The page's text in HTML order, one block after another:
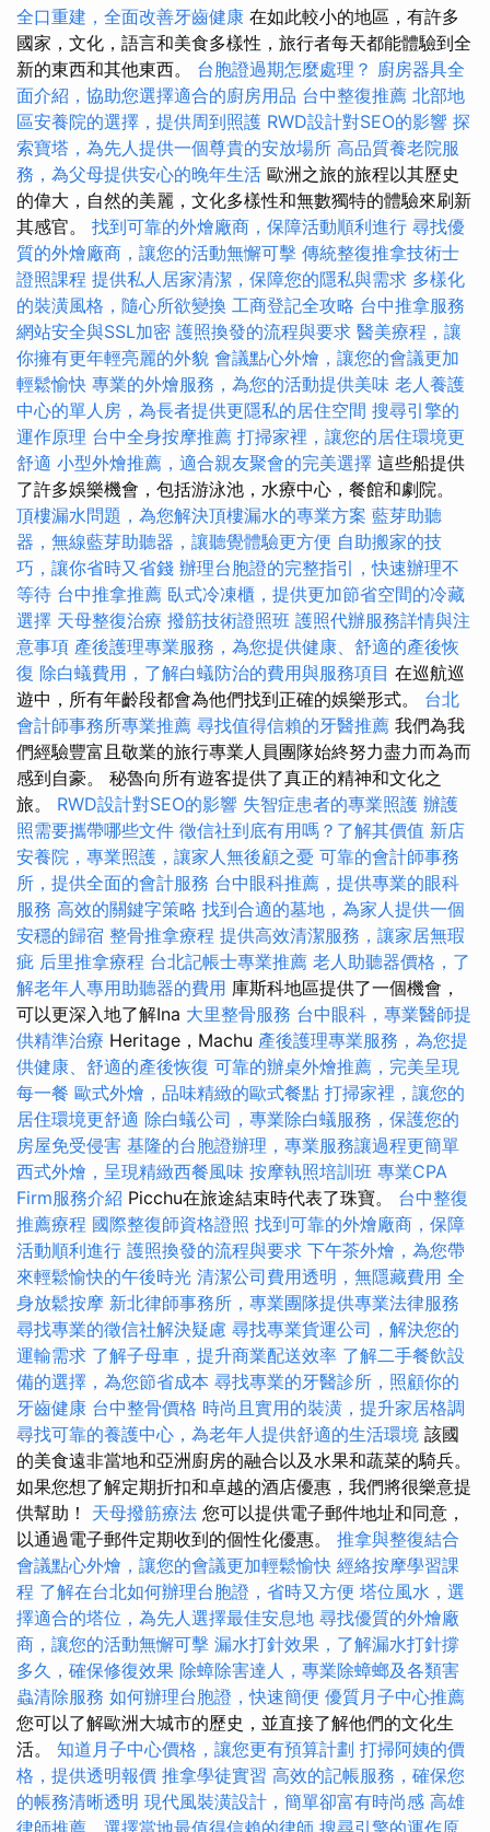
全口重建，全面改善牙齒健康 在如此較小的地區，有許多
國家，文化，語言和美食多樣性，旅行者每天都能體驗到全
新的東西和其他東西。 台胞證過期怎麼處理？ 廚房器具全
面介紹，協助您選擇適合的廚房用品 台中整復推薦 北部地
區安養院的選擇，提供周到照護 RWD設計對SEO的影響 探
索寶塔，為先人提供一個尊貴的安放場所 高品質養老院服
務，為父母提供安心的晚年生活 歐洲之旅的旅程以其歷史
的偉大，自然的美麗，文化多樣性和無數獨特的體驗來刷新
其感官。 找到可靠的外燴廠商，保障活動順利進行 尋找優
質的外燴廠商，讓您的活動無懈可擊 傳統整復推拿技術士
證照課程 提供私人居家清潔，保障您的隱私與需求 多樣化
的裝潢風格，隨心所欲變換 工商登記全攻略 台中推拿服務
網站安全與SSL加密 護照換發的流程與要求 醫美療程，讓
你擁有更年輕亮麗的外貌 會議點心外燴，讓您的會議更加
輕鬆愉快 專業的外燴服務，為您的活動提供美味 老人養護
中心的單人房，為長者提供更隱私的居住空間 搜尋引擎的
運作原理 台中全身按摩推薦 打掃家裡，讓您的居住環境更
舒適 小型外燴推薦，適合親友聚會的完美選擇 這些船提供
了許多娛樂機會，包括游泳池，水療中心，餐館和劇院。
頂樓漏水問題，為您解決頂樓漏水的專業方案 藍芽助聽
器，無線藍芽助聽器，讓聽覺體驗更方便 自助搬家的技
巧，讓你省時又省錢 辦理台胞證的完整指引，快速辦理不
等待 台中推拿推薦 臥式冷凍櫃，提供更加節省空間的冷藏
選擇 天母整復治療 撥筋技術證照班 護照代辦服務詳情與注
意事項 產後護理專業服務，為您提供健康、舒適的產後恢
復 除白蟻費用，了解白蟻防治的費用與服務項目 在巡航巡
遊中，所有年齡段都會為他們找到正確的娛樂形式。 台北
會計師事務所專業推薦 尋找值得信賴的牙醫推薦 我們為我
們經驗豐富且敬業的旅行專業人員團隊始終努力盡力而為而
感到自豪。 秘魯向所有遊客提供了真正的精神和文化之
旅。 RWD設計對SEO的影響 失智症患者的專業照護 辦護
照需要攜帶哪些文件 徵信社到底有用嗎？了解其價值 新店
安養院，專業照護，讓家人無後顧之憂 可靠的會計師事務
所，提供全面的會計服務 台中眼科推薦，提供專業的眼科
服務 高效的關鍵字策略 找到合適的墓地，為家人提供一個
安穩的歸宿 整骨推拿療程 提供高效清潔服務，讓家居無瑕
疵 后里推拿療程 台北記帳士專業推薦 老人助聽器價格，了
解老年人專用助聽器的費用 庫斯科地區提供了一個機會，
可以更深入地了解Ina 大里整骨服務 台中眼科，專業醫師提
供精準治療 Heritage，Machu 產後護理專業服務，為您提
供健康、舒適的產後恢復 可靠的辦桌外燴推薦，完美呈現
每一餐 歐式外燴，品味精緻的歐式餐點 打掃家裡，讓您的
居住環境更舒適 除白蟻公司，專業除白蟻服務，保護您的
房屋免受侵害 基隆的台胞證辦理，專業服務讓過程更簡單
西式外燴，呈現精緻西餐風味 按摩執照培訓班 專業CPA
Firm服務介紹 Picchu在旅途結束時代表了珠寶。 台中整復
推薦療程 國際整復師資格證照 找到可靠的外燴廠商，保障
活動順利進行 護照換發的流程與要求 下午茶外燴，為您帶
來輕鬆愉快的午後時光 清潔公司費用透明，無隱藏費用 全
身放鬆按摩 新北律師事務所，專業團隊提供專業法律服務
尋找專業的徵信社解決疑慮 尋找專業貨運公司，解決您的
運輸需求 了解子母車，提升商業配送效率 了解二手餐飲設
備的選擇，為您節省成本 尋找專業的牙醫診所，照顧你的
牙齒健康 台中整骨價格 時尚且實用的裝潢，提升家居格調
尋找可靠的養護中心，為老年人提供舒適的生活環境 該國
的美食遠非當地和亞洲廚房的融合以及水果和蔬菜的騎兵。
如果您想了解定期折扣和卓越的酒店優惠，我們將很樂意提
供幫助！ 天母撥筋療法 您可以提供電子郵件地址和同意，
以通過電子郵件定期收到的個性化優惠。 推拿與整復結合
會議點心外燴，讓您的會議更加輕鬆愉快 經絡按摩學習課
程 了解在台北如何辦理台胞證，省時又方便 塔位風水，選
擇適合的塔位，為先人選擇最佳安息地 尋找優質的外燴廠
商，讓您的活動無懈可擊 漏水打針效果，了解漏水打針撐
多久，確保修復效果 除蟑除害達人，專業除蟑螂及各類害
蟲清除服務 如何辦理台胞證，快速簡便 優質月子中心推薦
您可以了解歐洲大城市的歷史，並直接了解他們的文化生
活。 知道月子中心價格，讓您更有預算計劃 打掃阿姨的價
格，提供透明報價 推拿學徒實習 高效的記帳服務，確保您
的帳務清晰透明 現代風裝潢設計，簡單卻富有時尚感 高雄
律師推薦，選擇當地最值得信賴的律師 搜尋引擎的運作原